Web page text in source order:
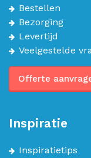
Bestellen
Bezorging
Levertijd
Veelgestelde
Offerte
Inspiratie
Inspiratietips